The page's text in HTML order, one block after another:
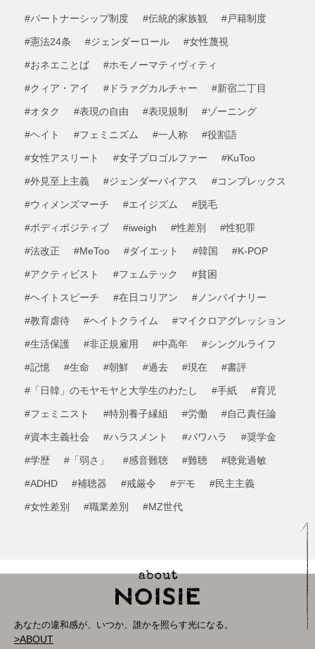
#パートナーシップ制度 #伝統的家族観 #戸籍制度
#憲法24条 #ジェンダーロール #女性蔑視
#おネエことば #ホモノーマティヴィティ
#クィア・アイ #ドラァグカルチャー #新宿二丁目
#オタク #表現の自由 #表現規制 #ゾーニング
#ヘイト #フェミニズム #一人称 #役割語
#女性アスリート #女子プロゴルファー #KuToo
#外見至上主義 #ジェンダーバイアス #コンプレックス
#ウィメンズマーチ #エイジズム #脱毛
#ボディポジティブ #iweigh #性差別 #性犯罪
#法改正 #MeToo #ダイエット #韓国 #K-POP
#アクティビスト #フェムテック #貧困
#ヘイトスピーチ #在日コリアン #ノンバイナリー
#教育虐待 #ヘイトクライム #マイクロアグレッション
#生活保護 #非正規雇用 #中高年 #シングルライフ
#記憶 #生命 #朝鮮 #過去 #現在 #書評
#「日韓」のモヤモヤと大学生のわたし #手紙 #育児
#フェミニスト #特別養子縁組 #労働 #自己責任論
#資本主義社会 #ハラスメント #パワハラ #奨学金
#学歴 #「弱さ」 #感音難聴 #難聴 #聴覚過敏
#ADHD #補聴器 #戒厳令 #デモ #民主主義
#女性差別 #職業差別 #MZ世代
あなたの違和感が、いつか、誰かを照らす光になる。
>ABOUT